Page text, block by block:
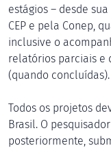
estágios – desde
CEP e pela Conep,
inclusive o
relatórios parciais e
(quando concluídas).
Todos os projetos
Brasil. O
posteriormente,